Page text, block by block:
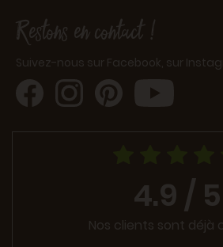
Restons en contact !
Suivez-nous sur Facebook, sur
4.9 / 5
Nos clients sont déjà